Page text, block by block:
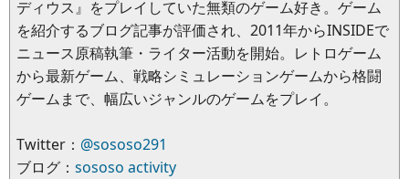
ディウス』をプレイしていた無類のゲーム好き。ゲーム
を紹介するブログ記事が評価され、2011年からINSIDEで
ニュース原稿執筆・ライター活動を開始。レトロゲーム
から最新ゲーム、戦略シミュレーションゲームから格闘
ゲームまで、幅広いジャンルのゲームをプレイ。
Twitter： @sososo291
ブログ： sososo activity